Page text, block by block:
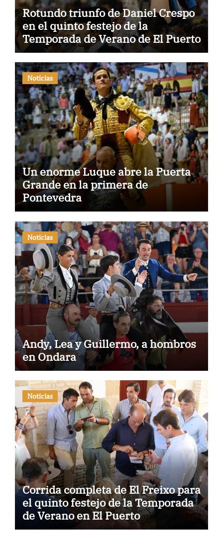
Rotundo triunfo de Daniel Crespo
en el quinto festejo de la
Temporada de Verano de El Puerto
Noticias
Un enorme Luque abre la Puerta
Grande en la primera de
Pontevedra
Noticias
Andy, Lea y Guillermo, a hombros
en Ondara
Noticias
Corrida completa de El Freixo para
el quinto festejo de la Temporada
de Verano en El Puerto